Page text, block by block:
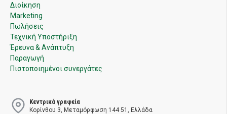
Διοίκηση
Marketing
Πωλήσεις
Τεχνική Υποστήριξη
Έρευνα & Ανάπτυξη
Παραγωγή
Πιστοποιημένοι συνεργάτες
Κεντρικά γραφεία
Κορίνθου 3, Μεταμόρφωση 144 51, Ελλάδα